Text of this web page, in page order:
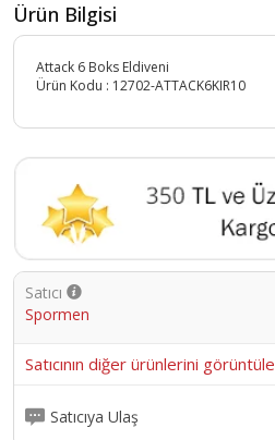
Ürün Bilgisi
Attack 6 Boks Eldiveni
Ürün Kodu : 12702-ATTACK6KIR10
Satıcı
Spormen
Satıcının diğer ürünlerini görüntüle
Satıcıya Ulaş